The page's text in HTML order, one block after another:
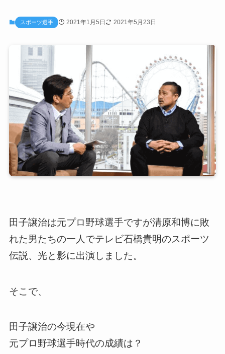
スポーツ選手 2021年1月5日 2021年5月23日
田子譲治は元プロ野球選手ですが清原和博に敗
れた男たちの一人でテレビ石橋貴明のスポーツ
伝説、光と影に出演しました。
そこで、
田子譲治の今現在や
元プロ野球選手時代の成績は？